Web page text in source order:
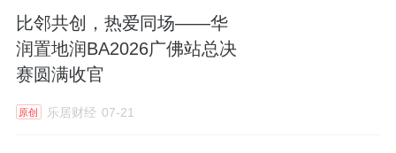
项目19栋住宅楼点状排布。
仅中央两栋为17F小高层，其余均为11F及以下
洋房。
比邻共创，热爱同场——华
润置地润BA2026广佛站总决
赛圆满收官
原创 乐居财经 07-21